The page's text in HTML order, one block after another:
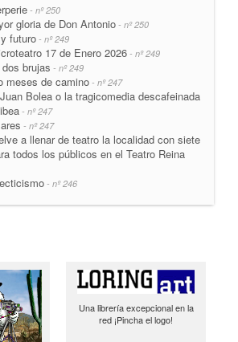
- nº 250
gloria de Don Antonio- nº 250
futuro- nº 249
17 de Enero 2026 - nº 249
brujas - nº 249
meses de camino - nº 247
Bolea o la tragicomedia descafeinada
- nº 247
- nº 247
a llenar de teatro la localidad con siete
todos los públicos en el Teatro Reina
- nº 246
Una librería excepcional en la
red ¡Pincha el logo!